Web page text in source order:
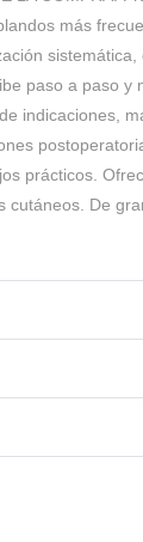
más
paso a paso y
indicaciones,
prácticos.
cutáneos. De